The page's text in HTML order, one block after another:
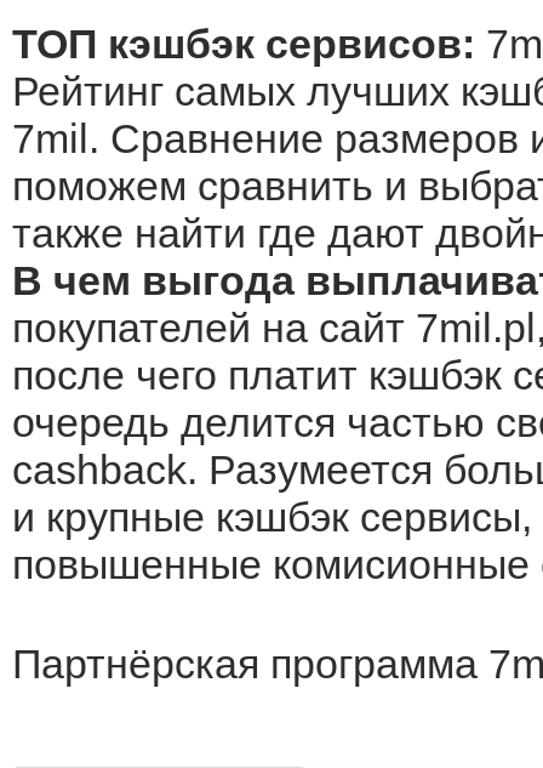
ТОП кэшбэк сервисов:
Рейтинг самых лучших
7mil. Сравнение размеров
поможем сравнить и
также найти где дают
В чем выгода
покупателей на сайт
после чего платит кэшбэк
очередь делится частью
cashback. Разумеется
и крупные кэшбэк
повышенные комисионные
Партнёрская программа